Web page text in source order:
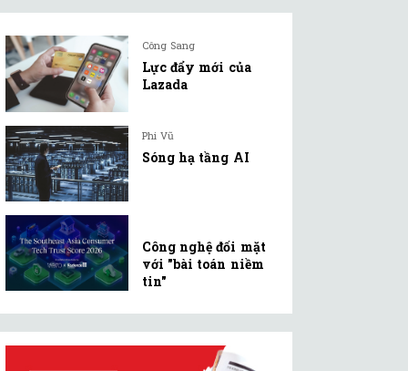
Công Sang
Lực đẩy mới của
Lazada
Phi Vũ
Sóng hạ tầng AI
Công nghệ đối mặt
với "bài toán niềm
tin"